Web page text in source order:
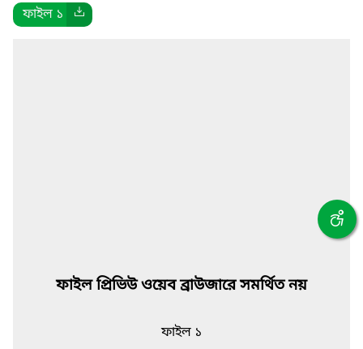
ফাইল ১
ফাইল প্রিভিউ ওয়েব ব্রাউজারে সমর্থিত নয়
ফাইল ১